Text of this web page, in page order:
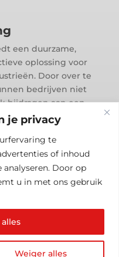
je privacy
te
of inhoud
analyseren. Door op
u in met ons gebruik
Weiger alles
een duurzame,
oplossing voor
Door over te
bedrijven niet
bijdragen aan een
06 01 | info@betuwtech.nl |